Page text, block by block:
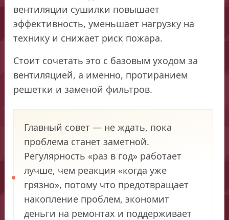
вентиляции сушилки повышает
эффективность, уменьшает нагрузку на
технику и снижает риск пожара.
Стоит сочетать это с базовым уходом за
вентиляцией, а именно, протиранием
решетки и заменой фильтров.
Главный совет — не ждать, пока
проблема станет заметной.
Регулярность «раз в год» работает
лучше, чем реакция «когда уже
грязно», потому что предотвращает
накопление проблем, экономит
деньги на ремонтах и поддерживает